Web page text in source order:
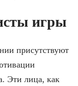
игры
присутствуют
Эти лица, как